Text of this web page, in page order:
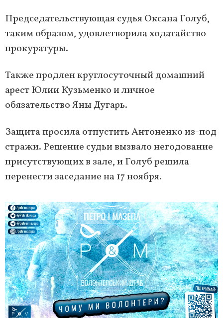
Председательствующая судья Оксана Голуб,
таким образом, удовлетворила ходатайство
прокуратуры.
Также продлен круглосуточный домашний
арест Юлии Кузьменко и личное
обязательство Яны Дугарь.
Защита просила отпустить Антоненко из-под
стражи. Решение судьи вызвало негодование
присутствующих в зале, и Голуб решила
перенести заседание на 17 ноября.